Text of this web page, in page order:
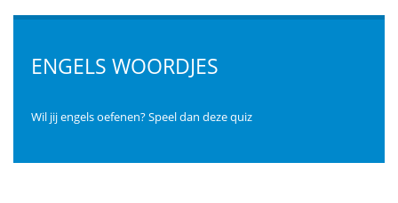
ENGELS WOORDJES
Wil jij engels oefenen? Speel dan deze quiz